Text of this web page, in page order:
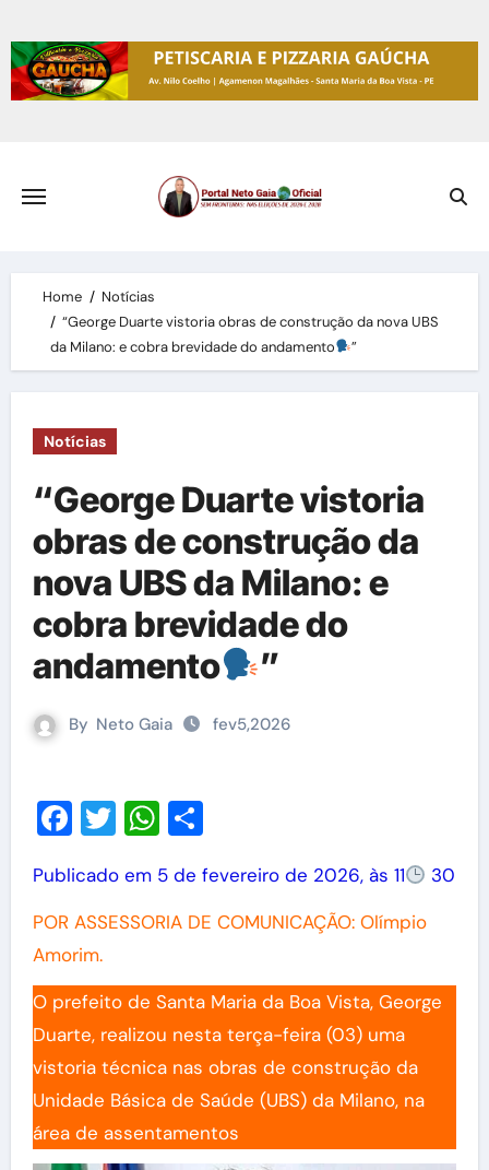
to
content
Home
Notícias
“George Duarte vistoria obras de construção da nova UBS
da Milano: e cobra brevidade do andamento
”
Notícias
“George Duarte vistoria
obras de construção da
nova UBS da Milano: e
cobra brevidade do
andamento
”
By Neto Gaia fev5,2026
Facebook
TwitterWhatsApp
Share
Publicado em 5 de fevereiro de 2026, às 11
30
POR ASSESSORIA DE COMUNICAÇÃO: Olímpio
Amorim.
O prefeito de Santa Maria da Boa Vista, George
Duarte, realizou nesta terça-feira (03) uma
vistoria técnica nas obras de construção da
Unidade Básica de Saúde (UBS) da Milano, na
área de assentamentos